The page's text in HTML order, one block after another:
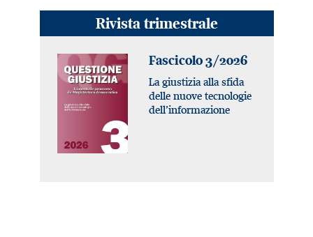
Rivista trimestrale
Fascicolo 3/2026
La giustizia alla sfida
delle nuove tecnologie
dell’informazione